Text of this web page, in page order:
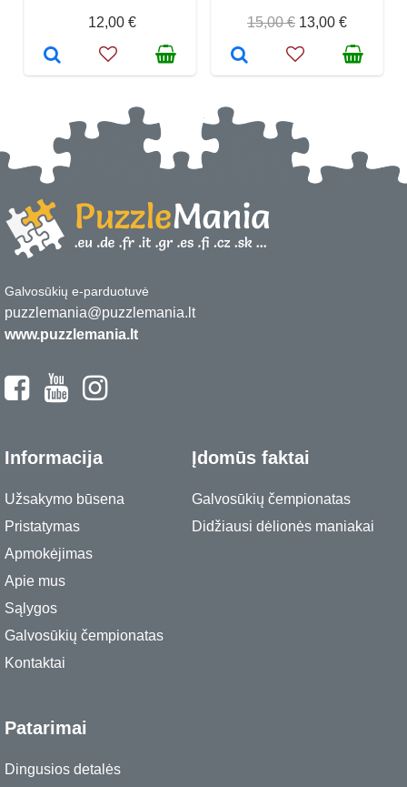
12,00 €
15,00 € 13,00 €
Galvosūkių e-parduotuvė
puzzlemania@puzzlemania.lt
www.puzzlemania.lt
Informacija
Užsakymo būsena
Pristatymas
Apmokėjimas
Apie mus
Sąlygos
Galvosūkių čempionatas
Kontaktai
Įdomūs faktai
Galvosūkių čempionatas
Didžiausi dėlionės maniakai
Patarimai
Dingusios detalės